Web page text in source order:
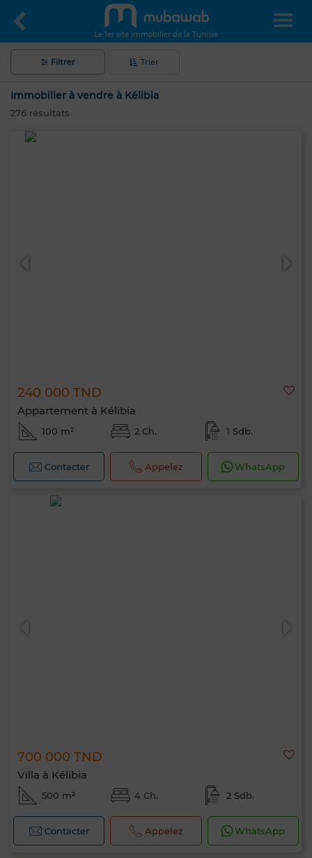
Le 1er site immobilier de la Tunisie
Filtrer Trier
Immobilier à vendre à Kélibia
276 résultats
240 000 TND
Appartement à Kélibia
100 m² 2 Ch. 1 Sdb.
Contacter Appelez WhatsApp
700 000 TND
Villa à Kélibia
500 m² 4 Ch. 2 Sdb.
Contacter Appelez WhatsApp